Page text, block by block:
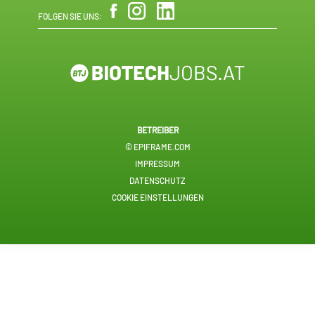
FOLGEN SIE UNS:
BETREIBER
© EPIFRAME.COM
IMPRESSUM
DATENSCHUTZ
COOKIE EINSTELLUNGEN